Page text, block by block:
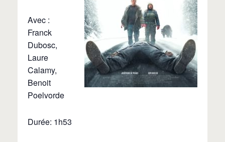
Avec :
Franck
Dubosc,
Laure
Calamy,
Benoit
Poelvorde
Durée: 1h53